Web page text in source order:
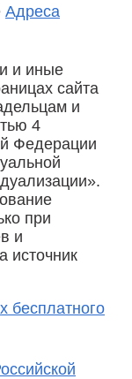
Адреса
и иные
сайта
и
4
Федерации
при
и
источник
бесплатного